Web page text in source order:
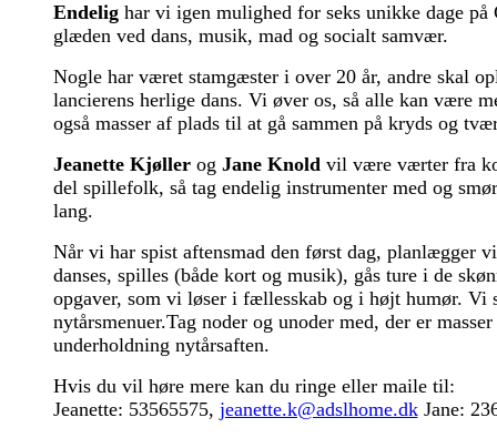
Endelighar vi igen mulighed for seks unikke dage på
glæden ved dans, musik, mad og socialt samvær.
Nogle har været stamgæster i over 20 år, andre skal
lancierens herlige dans. Vi øver os, så alle kan være
også masser af plads til at gå sammen på kryds og
Jeanette Kjøllerog Jane Knoldvil være værter fra
del spillefolk, så tag endelig instrumenter med og
lang.
Når vi har spist aftensmad den først dag, planlægger
danses, spilles (både kort og musik), gås ture i de
opgaver, som vi løser i fællesskab og i højt humør. Vi
nytårsmenuer.Tag noder og unoder med, der er
underholdning nytårsaften.
Hvis du vil høre mere kan du ringe eller maile til:
Jeanette: 53565575, jeanette.k@adslhome.dkJane: